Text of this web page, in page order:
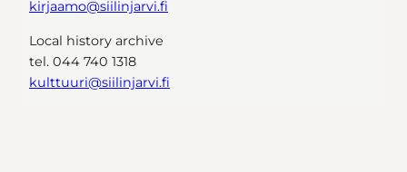
kirjaamo@siilinjarvi.fi
Local history archive
tel. 044 740 1318
kulttuuri@siilinjarvi.fi